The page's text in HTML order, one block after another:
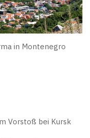
in Montenegro
Vorstoß bei Kursk